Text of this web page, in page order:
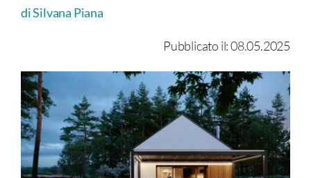
di Silvana Piana
Pubblicato il: 08.05.2025